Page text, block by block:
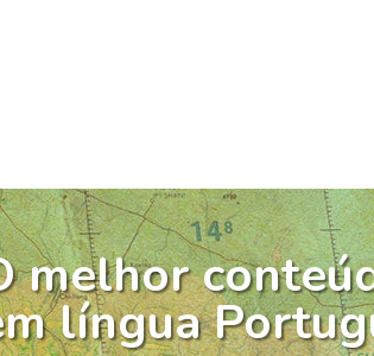
melhor
língua